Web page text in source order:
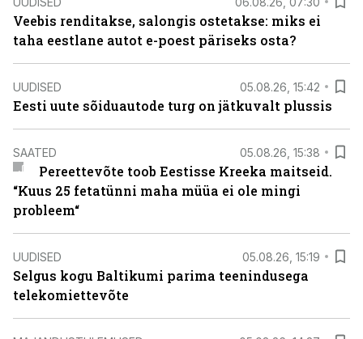
Veebis renditakse, salongis ostetakse: miks ei
taha eestlane autot e-poest päriseks osta?
UUDISED 05.08.26, 15:42
Eesti uute sõiduautode turg on jätkuvalt plussis
SAATED 05.08.26, 15:38
Pereettevõte toob Eestisse Kreeka maitseid.
“Kuus 25 fetatünni maha müüa ei ole mingi
probleem“
UUDISED 05.08.26, 15:19
Selgus kogu Baltikumi parima teenindusega
telekomiettevõte